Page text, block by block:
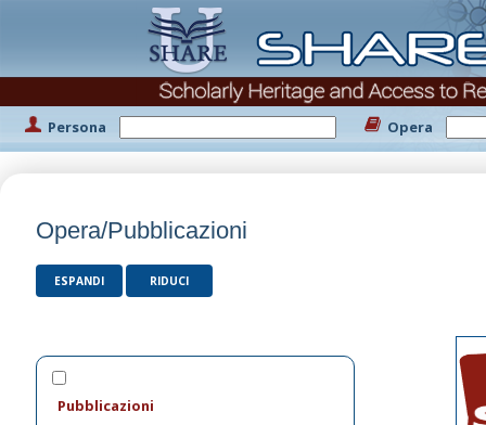
Persona Opera
Opera/Pubblicazioni
ESPANDI RIDUCI
Pubblicazioni